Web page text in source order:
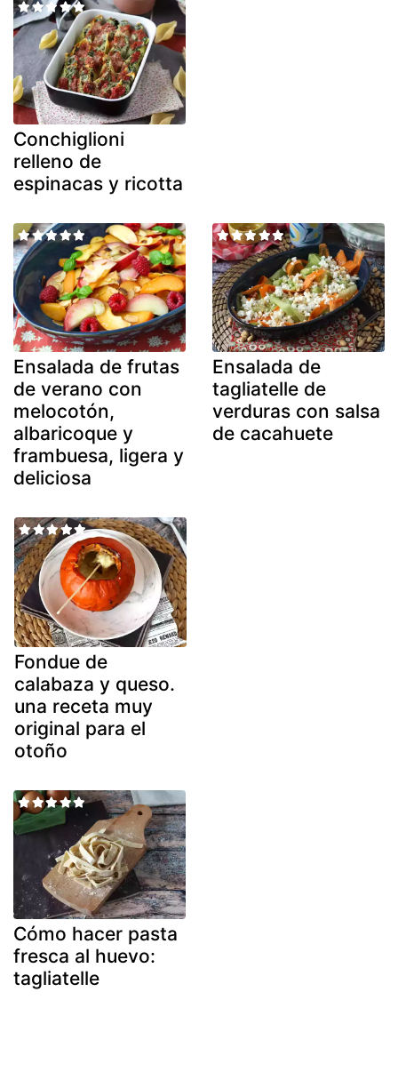
Conchiglioni
relleno de
espinacas y ricotta
Ensalada de frutas
de verano con
melocotón,
albaricoque y
frambuesa, ligera y
deliciosa
Ensalada de
tagliatelle de
verduras con salsa
de cacahuete
Fondue de
calabaza y queso.
una receta muy
original para el
otoño
Cómo hacer pasta
fresca al huevo:
tagliatelle